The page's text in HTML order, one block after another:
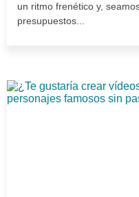
un ritmo frenético y,
presupuestos...